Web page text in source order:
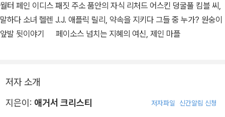
월터 페인 이디스 패짓 주소 품안의 자식 리처드 어스킨 덩굴풀 킴블 씨,
말하다 소녀 헬렌 J.J. 애플릭 릴리, 약속을 지키다 그들 중 누가? 원숭이
앞발 뒷이야기 페이소스 넘치는 지혜의 여신, 제인 마플
저자 소개
지은이: 애거서 크리스티 저자파일 신간알림 신청